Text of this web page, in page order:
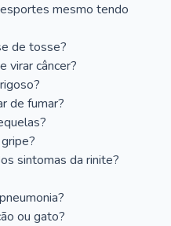
mesmo tendo
de tosse?
virar câncer?
de fumar?
sintomas da rinite?
ou gato?